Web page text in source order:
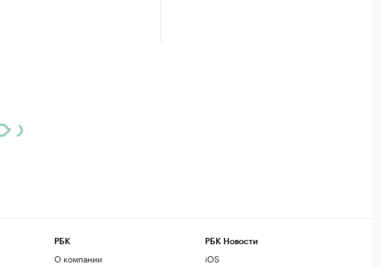
РБК
О компании
РБК Новости
iOS